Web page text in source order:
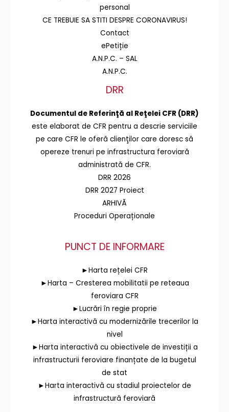
personal
CE TREBUIE SA STITI DESPRE CORONAVIRUS!
Contact
ePetiție
A.N.P.C. – SAL
A.N.P.C.
DRR
Documentul de Referinţă al Reţelei CFR (DRR)
este elaborat de CFR pentru a descrie serviciile
pe care CFR le oferă clienţilor care doresc să
opereze trenuri pe infrastructura feroviară
administrată de CFR.
DRR 2026
DRR 2027 Proiect
ARHIVĂ
Proceduri Operaționale
PUNCT DE INFORMARE
►Harta rețelei CFR
►Harta – Cresterea mobilitatii pe reteaua
feroviara CFR
►Lucrări în regie proprie
►Harta interactivă cu modernizările trecerilor la
nivel
►Harta interactivă cu obiectivele de investiții a
infrastructurii feroviare finanțate de la bugetul
de stat
►Harta interactivă cu stadiul proiectelor de
infrastructură feroviară